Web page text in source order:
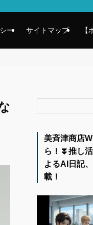
ー サイトマップ
美斉津商店
ら！⏬️推し
よるAI日記
載！